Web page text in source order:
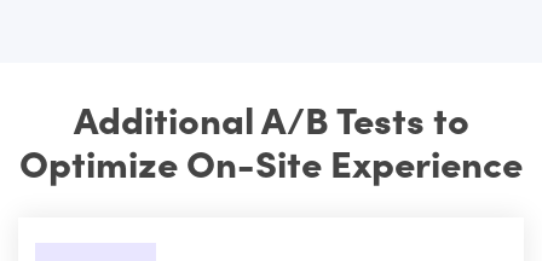
Additional A/B Tests to
Optimize On-Site Experience